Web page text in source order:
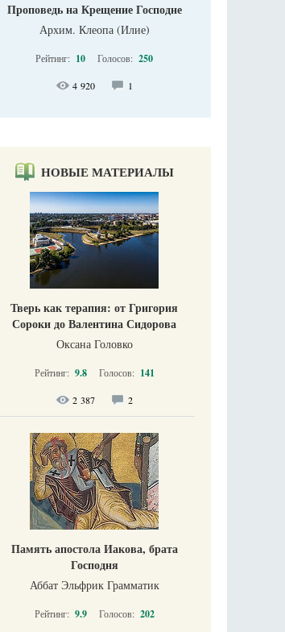
Проповедь на Крещение Господне
Архим. Клеопа (Илие)
Рейтинг: 10 Голосов: 250
4 920 1
НОВЫЕ МАТЕРИАЛЫ
Тверь как терапия: от Григория
Сороки до Валентина Сидорова
Оксана Головко
Рейтинг: 9.8 Голосов: 141
2 387 2
Память апостола Иакова, брата
Господня
Аббат Эльфрик Грамматик
Рейтинг: 9.9 Голосов: 202